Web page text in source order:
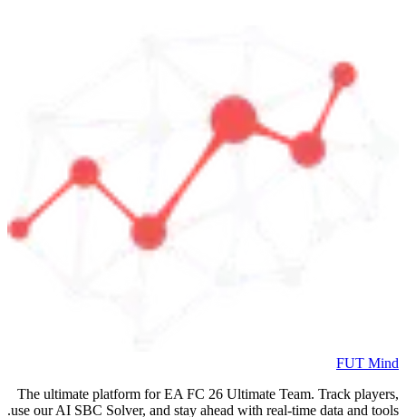
The ultimate platform for EA FC
use our AI SBC Solver, and stay